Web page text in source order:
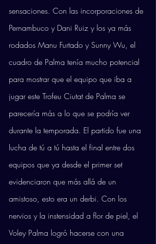
sensaciones. Con las incorporaciones de
Pernambuco y Dani Ruiz y los ya más
rodados Manu Furtado y Sunny Wu, el
cuadro de Palma tenía mucho potencial
para mostrar que el equipo que iba a
jugar este Trofeu Ciutat de Palma se
parecería más a lo que se podría ver
durante la temporada. El partido fue una
lucha de tú a tú hasta el final entre dos
equipos que ya desde el primer set
evidenciaron que más allá de un
amistoso, esto era un derbi. Con los
nervios y la instensidad a flor de piel, el
Voley Palma logró hacerse con una